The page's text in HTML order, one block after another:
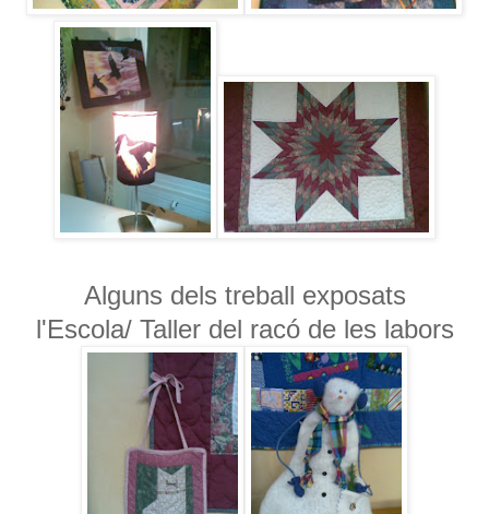
Alguns dels treball exposats
l'Escola/ Taller del racó de les labors